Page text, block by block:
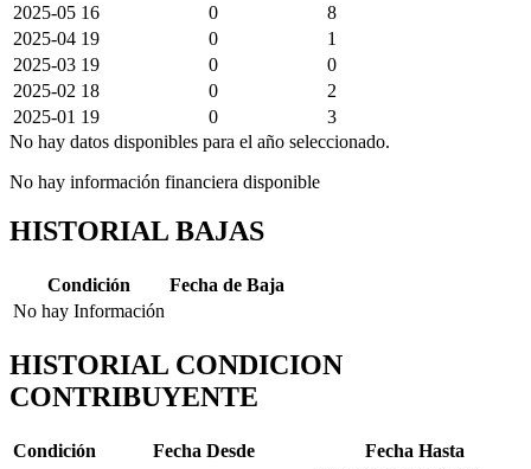
2025-05 16 0
8
2025-04 19 0
1
2025-03 19 0
0
2025-02 18 0
2
2025-01 19 0
3
No hay datos disponibles para el año seleccionado.
No hay información financiera disponible
HISTORIAL BAJAS
Condición
Fecha de Baja
No hay Información
HISTORIAL CONDICION
CONTRIBUYENTE
Condición Fecha Desde
Fecha Hasta